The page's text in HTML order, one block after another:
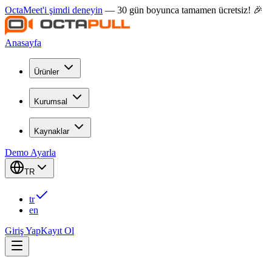
OctaMeet'i şimdi deneyin — 30 gün boyunca tamamen ücretsiz! 🎉
Anasayfa
Ürünler
Kurumsal
Kaynaklar
Demo Ayarla
TR
tr
en
Giriş YapKayıt Ol